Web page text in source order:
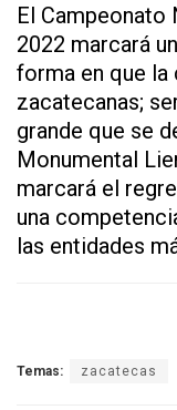
El Campeonato
2022 marcará
forma en que la
zacatecanas;
grande que se
Monumental
marcará el
una
las entidades
Temas: zacatecas